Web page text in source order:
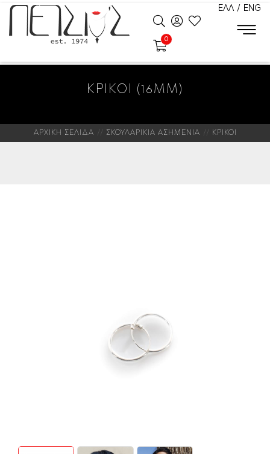
ΕΛΛ / ENG
0
ΚΡΙΚΟΙ (16MM)
ΑΡΧΙΚΗ ΣΕΛΙΔΑ ΣΚΟΥΛΑΡΙΚΙΑ ΑΣΗΜΕΝΙΑ ΚΡΙΚΟΙ